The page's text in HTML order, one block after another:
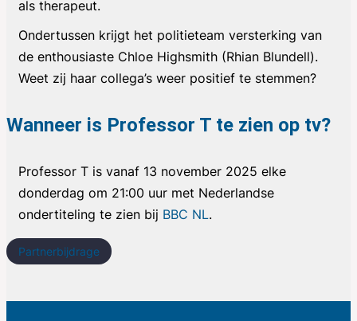
als therapeut.
Ondertussen krijgt het politieteam versterking van
de enthousiaste Chloe Highsmith (Rhian Blundell).
Weet zij haar collega’s weer positief te stemmen?
Wanneer is Professor T te zien op tv?
Professor T is vanaf 13 november 2025 elke
donderdag om 21:00 uur met Nederlandse
ondertiteling te zien bij BBC NL.
Partnerbijdrage